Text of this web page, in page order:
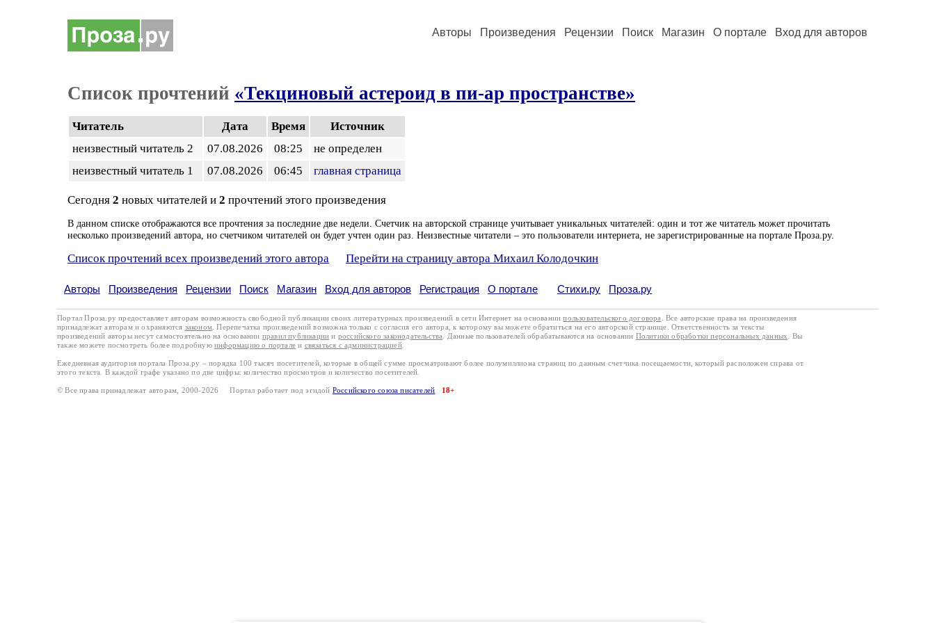
Авторы Произведения Рецензии Поиск Магазин О портале Вход для авторов
Список прочтений «Текциновый астероид в пи-ар пространстве»
Читатель Дата Время
Источник
неизвестный читатель 2
07.08.2026 08:25
не определен
неизвестный читатель 1
07.08.2026 06:45 главная страница
Сегодня 2 новых читателей и 2 прочтений этого произведения
В данном списке отображаются все прочтения за последние две недели. Счетчик на авторской странице учитывает уникальных читателей: один и тот же читатель может прочитать
несколько произведений автора, но счетчиком читателей он будет учтен один раз. Неизвестные читатели – это пользователи интернета, не зарегистрированные на портале Проза.ру.
Список прочтений всех произведений этого автора Перейти на страницу автора Михаил Колодочкин
Авторы Произведения Рецензии Поиск Магазин Вход для авторов Регистрация О портале Стихи.ру Проза.ру
Портал Проза.ру предоставляет авторам возможность свободной публикации своих литературных произведений в сети Интернет на основаниипользовательского договора
. Все авторские права на произведения
принадлежат авторам и охраняются законом . Перепечатка произведений возможна только с согласия его автора, к которому вы можете обратиться на его авторской странице. Ответственность за тексты
произведений авторы несут самостоятельно на основании правил публикации и российского законодательства . Данные пользователей обрабатываются на основании Политики обработки персональных данных
. Вы
также можете посмотреть более подробную информацию о портале и связаться с администрацией.
Ежедневная аудитория портала Проза.ру – порядка 100 тысяч посетителей, которые в общей сумме просматривают более полумиллиона страниц по данным счетчика посещаемости, который расположен справа от
этого текста. В каждой графе указано по две цифры: количество просмотров и количество посетителей.
© Все права принадлежат авторам, 2000-2026 Портал работает под эгидой Российского союза писателей 18+